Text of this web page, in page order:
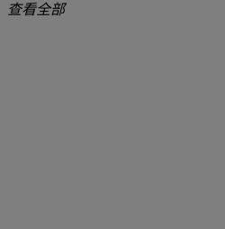
查看全部